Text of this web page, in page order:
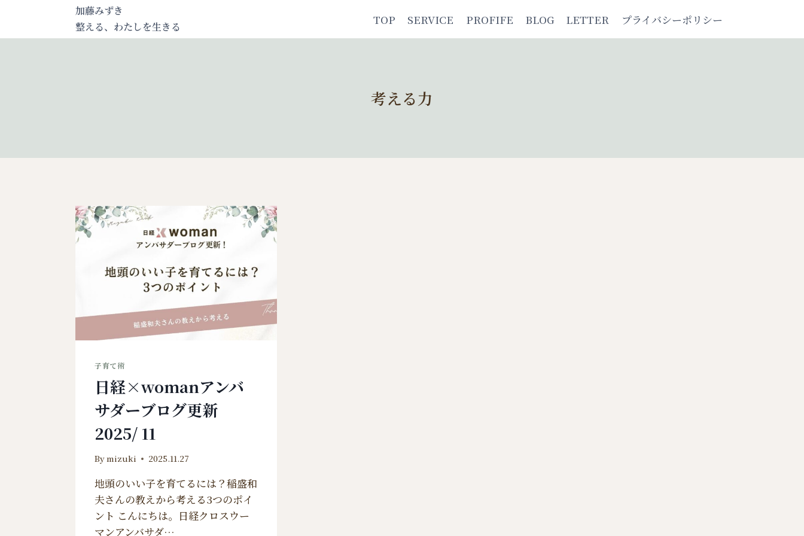
を
加藤みずき
整える、わたしを生きる
TOP SERVICE PROFIFE BLOG LETTER プライバシーポリシー
考える力
子育て術
日経×womanアンバ
サダーブログ更新
2025/ 11
Bymizuki 2025.11.27
地頭のいい子を育てるには？稲盛和
夫さんの教えから考える3つのポイ
ント こんにちは。日経クロスウー
マンアンバサダ…